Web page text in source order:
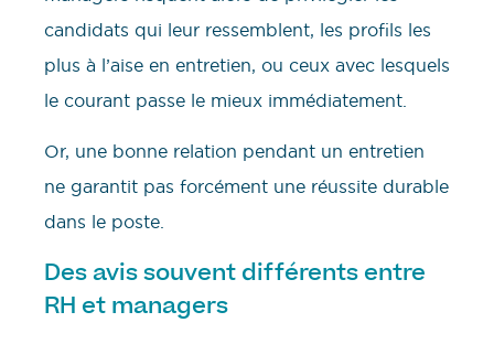
candidats qui leur ressemblent, les profils les
plus à l’aise en entretien, ou ceux avec lesquels
le courant passe le mieux immédiatement.
Or, une bonne relation pendant un entretien
ne garantit pas forcément une réussite durable
dans le poste.
Des avis souvent différents entre
RH et managers